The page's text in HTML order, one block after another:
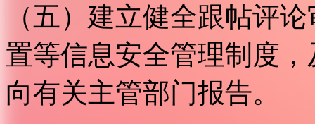
（五）建立健全跟帖评
置等信息安全管理制度
向有关主管部门报告。